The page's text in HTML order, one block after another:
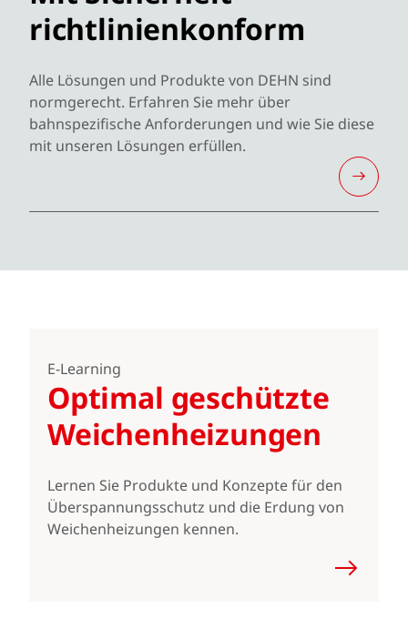
richtlinienkonform
Alle Lösungen und Produkte von DEHN sind
normgerecht. Erfahren Sie mehr über
bahnspezifische Anforderungen und wie Sie diese
mit unseren Lösungen erfüllen.
E-Learning
Optimal geschützte
Weichenheizungen
Lernen Sie Produkte und Konzepte für den
Überspannungsschutz und die Erdung von
Weichenheizungen kennen.